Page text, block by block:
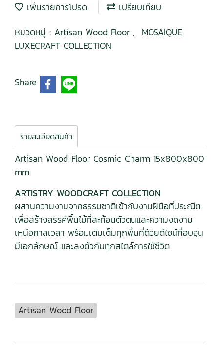
เพิ่มรายการโปรด
เปรียบเทียบ
หมวดหมู่ : Artisan Wood Floor , MOSAIQUE
LUXECRAFT COLLECTION
Share
รายละเอียดสินค้า
Artisan Wood Floor Cosmic Charm 15x800x800
mm.
ARTISTRY WOODCRAFT COLLECTION
ผสานความงามจากธรรมชาติเข้ากับงานฝีมือที่ประณีต
เพื่อสร้างสรรค์พื้นไม้ที่สะท้อนตัวตนและความงดงาม
เหนือกาลเวลา พร้อมเติมเต็มทุกพื้นที่ด้วยดีไซน์ที่อบอุ่น
มีเอกลักษณ์ และลงตัวกับทุกสไตล์การใช้ชีวิต
Artisan Wood Floor